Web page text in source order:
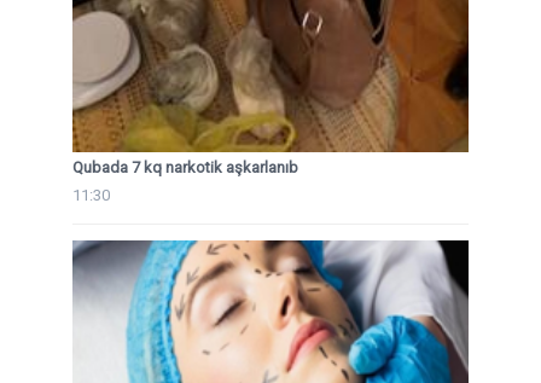
Qubada 7 kq narkotik aşkarlanıb
11:30